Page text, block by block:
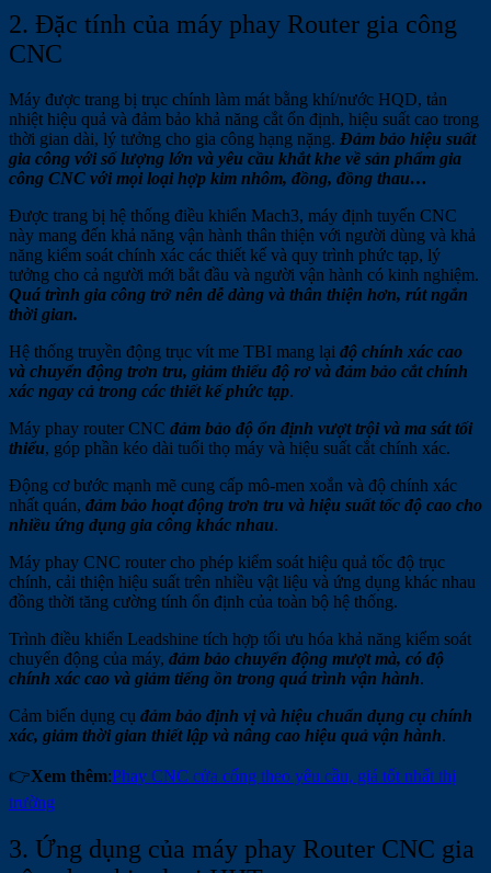
2. Đặc tính của máy phay Router gia công
CNC
Máy được trang bị trục chính làm mát bằng khí/nước HQD, tản
nhiệt hiệu quả và đảm bảo khả năng cắt ổn định, hiệu suất cao trong
thời gian dài, lý tưởng cho gia công hạng nặng. Đảm bảo hiệu suất
gia công với số lượng lớn và yêu cầu khắt khe về sản phẩm gia
công CNC với mọi loại hợp kim nhôm, đồng, đồng thau…
Được trang bị hệ thống điều khiển Mach3, máy định tuyến CNC
này mang đến khả năng vận hành thân thiện với người dùng và khả
năng kiểm soát chính xác các thiết kế và quy trình phức tạp, lý
tưởng cho cả người mới bắt đầu và người vận hành có kinh nghiệm.
Quá trình gia công trở nên dễ dàng và thân thiện hơn, rút ngắn
thời gian.
Hệ thống truyền động trục vít me TBI mang lại độ chính xác cao
và chuyển động trơn tru, giảm thiểu độ rơ và đảm bảo cắt chính
xác ngay cả trong các thiết kế phức tạp.
Máy phay router CNC đảm bảo độ ổn định vượt trội và ma sát tối
thiểu, góp phần kéo dài tuổi thọ máy và hiệu suất cắt chính xác.
Động cơ bước mạnh mẽ cung cấp mô-men xoắn và độ chính xác
nhất quán, đảm bảo hoạt động trơn tru và hiệu suất tốc độ cao cho
nhiều ứng dụng gia công khác nhau.
Máy phay CNC router cho phép kiểm soát hiệu quả tốc độ trục
chính, cải thiện hiệu suất trên nhiều vật liệu và ứng dụng khác nhau
đồng thời tăng cường tính ổn định của toàn bộ hệ thống.
Trình điều khiển Leadshine tích hợp tối ưu hóa khả năng kiểm soát
chuyển động của máy, đảm bảo chuyển động mượt mà, có độ
chính xác cao và giảm tiếng ồn trong quá trình vận hành.
Cảm biến dụng cụ đảm bảo định vị và hiệu chuẩn dụng cụ chính
xác, giảm thời gian thiết lập và nâng cao hiệu quả vận hành.
👉Xem thêm:Phay CNC cửa cổng theo yêu cầu, giá tốt nhất thị
trường
3. Ứng dụng của máy phay Router CNC gia